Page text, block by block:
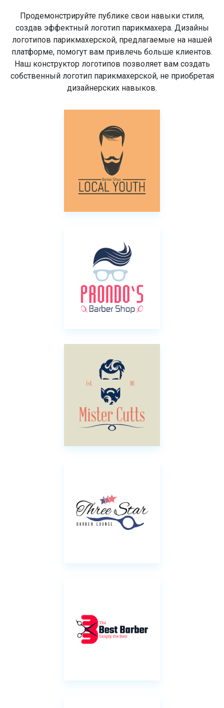
Продемонстрируйте публике свои навыки стиля,
создав эффектный логотип парикмахера. Дизайны
логотипов парикмахерской, предлагаемые на нашей
платформе, помогут вам привлечь больше клиентов.
Наш конструктор логотипов позволяет вам создать
собственный логотип парикмахерской, не приобретая
дизайнерских навыков.